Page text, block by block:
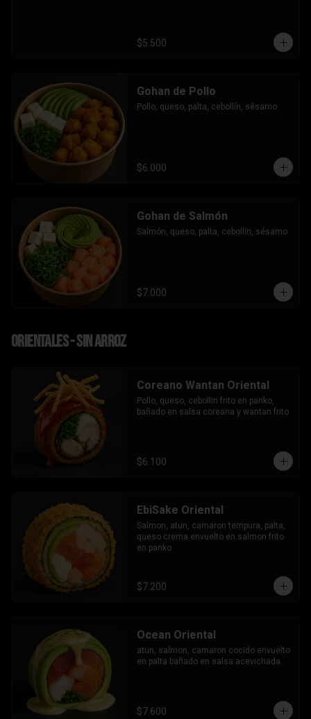
$5.500
Gohan de Pollo
Pollo, queso, palta, cebollín, sésamo.
$6.000
Gohan de Salmón
Salmón, queso, palta, cebollín, sésamo.
$7.000
Orientales - sin arroz
Coreano Wantan Oriental
Pollo, queso, cebollin frito en panko,
bañado en salsa coreana y wantan frito
$6.100
EbiSake Oriental
Salmon, atun, camaron tempura, palta,
queso crema envuelto en salmon frito
en panko.
$7.200
Ocean Oriental
atun, salmon, camaron cocido envuelto
en palta bañado en salsa acevichada.
$7.600